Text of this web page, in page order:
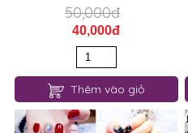
50,000đ
40,000đ
Thêm vào giỏ